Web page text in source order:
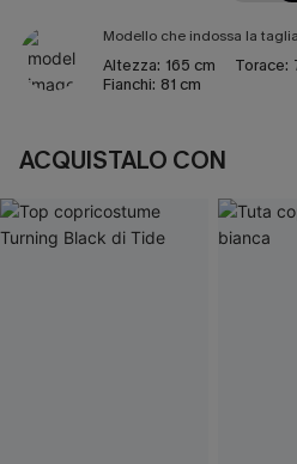
Modello che indossa la
Altezza: 165 cm Torace:
Fianchi: 81 cm
ACQUISTALO CON